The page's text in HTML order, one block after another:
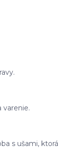
varenie.
s ušami, ktorá